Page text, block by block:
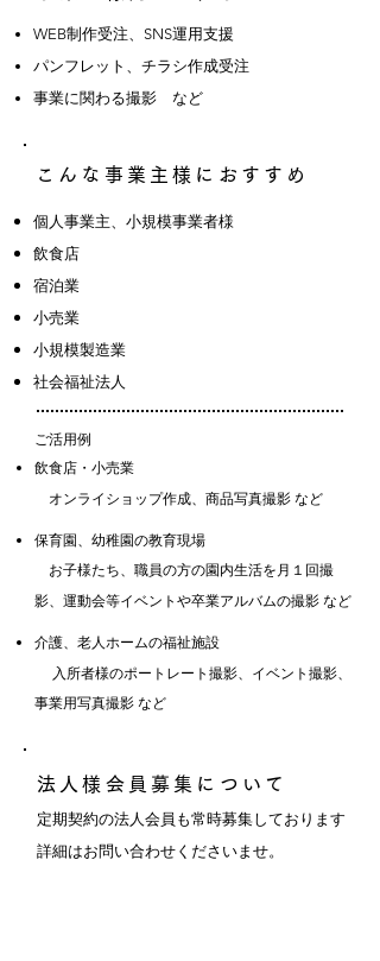
WEB制作受注、SNS運用支援
パンフレット、チラシ作成受注
事業に関わる撮影 など
こんな事業主様におすすめ
個人事業主、小規模事業者様
飲食店
宿泊業
小売業
​小規模製造業
社会福祉法人
ご活用例
飲食店・小売業
​ オンライショップ作成、​商品写真撮影 など
保育園、幼稚園の教育現場
お子様たち、職員の方の園内生活を月１回撮
影、運動会等イベントや卒業アルバムの撮影 など
介護、老人ホームの福祉施設
入所者様のポートレート撮影、イベント撮影、
事業用写真撮影 など
法人様会員募集について
定期契約の法人会員も常時募集しております
詳細はお問い合わせくださいませ。